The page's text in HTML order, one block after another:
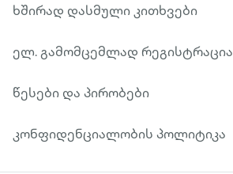
ხშირად დასმული კითხვები
ელ. გამომცემლად რეგისტრაცია
წესები და პირობები
კონფიდენციალობის პოლიტიკა